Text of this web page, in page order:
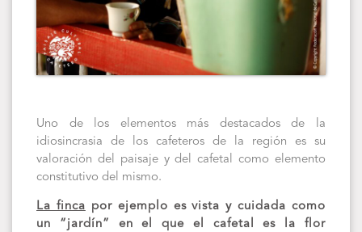
Uno de los elementos más destacados de la
idiosincrasia de los cafeteros de la región es su
valoración del paisaje y del cafetal como elemento
constitutivo del mismo.
La finca por ejemplo es vista y cuidada como
un “jardín” en el que el cafetal es la flor